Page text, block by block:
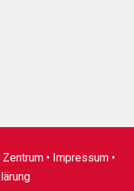
• Impressum•